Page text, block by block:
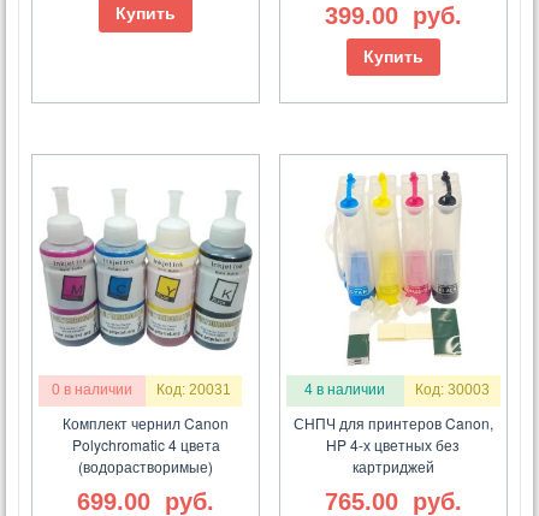
Купить 399.00 руб.
Купить
0 в наличии Код: 20031
Комплект чернил Canon
Polychromatic 4 цвета
(водорастворимые)
699.00 руб.
4 в наличии Код: 30003
СНПЧ для принтеров Canon,
HP 4-х цветных без
картриджей
765.00 руб.